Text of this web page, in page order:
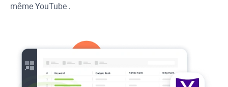
même YouTube .